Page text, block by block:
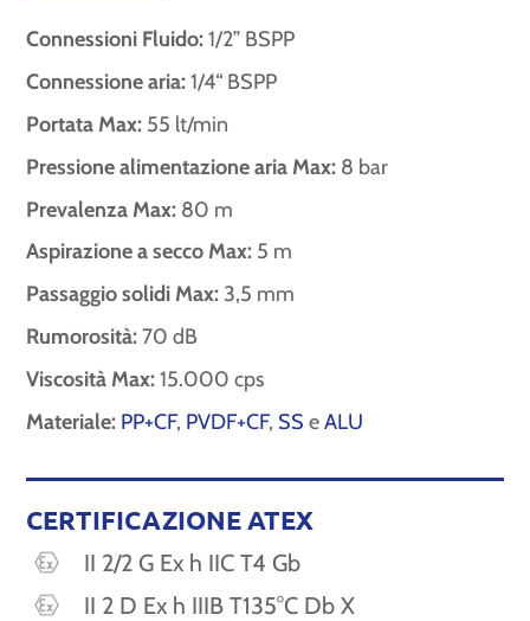
Connessioni Fluido:1/2” BSPP
Connessione aria:1/4“ BSPP
Portata Max: 55 lt/min
Pressione alimentazione aria Max: 8 bar
Prevalenza Max: 80 m
Aspirazione a secco Max: 5 m
Passaggio solidi Max: 3,5 mm
Rumorosità:70 dB
Viscosità Max:15.000 cps
Materiale: PP+CF, PVDF+CF, SS eALU
CERTIFICAZIONE ATEX
II 2/2 G Ex h IIC T4 Gb
II 2 D Ex h IIIB T135°C Db X